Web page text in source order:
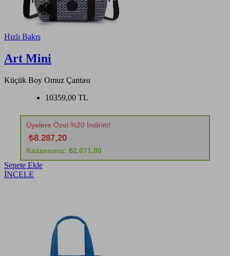
Hızlı Bakış
Art Mini
Küçük Boy Omuz Çantası
10359,00 TL
Üyelere Özel %20 İndirim!
₺8.287,20
Kazancınız: ₺2.071,80
Sepete Ekle
İNCELE